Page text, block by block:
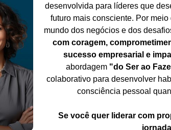
desenvolvida para líderes que
futuro mais consciente. Por
mundo dos negócios e dos
com coragem,
sucesso empresarial e
abordagem "do Ser ao
colaborativo para desenvolver
consciência pessoal
Se você quer liderar com